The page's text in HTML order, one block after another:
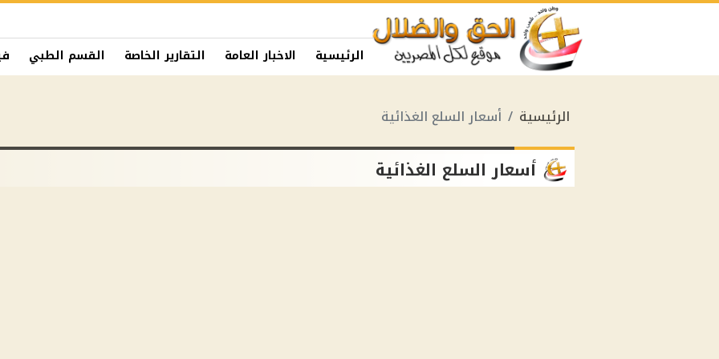
الرئيسية الاخبار العامة التقارير الخاصة القسم الطبي
الرئيسية أسعار السلع الغذائية
أسعار السلع الغذائية